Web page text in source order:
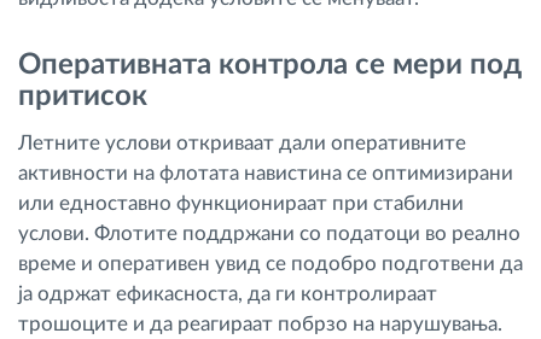
Оперативната контрола се мери под
притисок
Летните услови откриваат дали оперативните
активности на флотата навистина се оптимизирани
или едноставно функционираат при стабилни
услови. Флотите поддржани со податоци во реално
време и оперативен увид се подобро подготвени да
ја одржат ефикасноста, да ги контролираат
трошоците и да реагираат побрзо на нарушувања.